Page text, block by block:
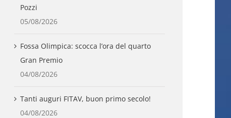
Pozzi
05/08/2026
Fossa Olimpica: scocca l’ora del quarto
Gran Premio
04/08/2026
Tanti auguri FITAV, buon primo secolo!
04/08/2026